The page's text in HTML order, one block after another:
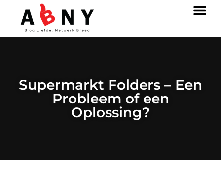
Supermarkt Folders – Een
Probleem of een
Oplossing?